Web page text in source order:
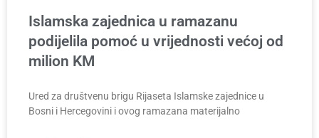
Islamska zajednica u ramazanu
podijelila pomoć u vrijednosti većoj od
milion KM
Ured za društvenu brigu Rijaseta Islamske zajednice u
Bosni i Hercegovini i ovog ramazana materijalno